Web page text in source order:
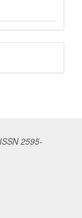
2595-